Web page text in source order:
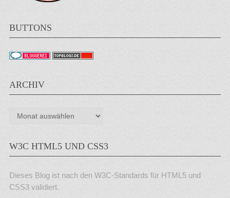
BUTTONS
ARCHIV
Archiv
W3C HTML5 UND CSS3
Dieses Blog ist nach den W3C-Standards für HTML5 und
CSS3 validiert.